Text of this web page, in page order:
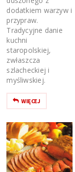
dodatkiem warzyw i
przypraw.
Tradycyjne danie
kuchni
staropolskiej,
zwłaszcza
szlacheckiej i
myśliwskiej.
WIĘCEJ